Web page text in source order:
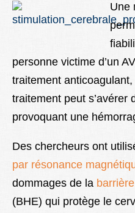
Une
personne victime d’un
traitement
traitement peut s’avérer
provoquant une
Des chercheurs ont
par résonance
dommages de la
(BHE) qui protège le